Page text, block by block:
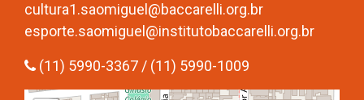
cultura1.saomiguel@baccarelli.org.br
esporte.saomiguel@institutobaccarelli.org.br
(11) 5990-3367 / (11) 5990-1009